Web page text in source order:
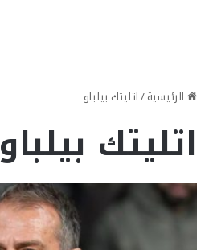
الرئيسية/اتليتك بيلباو
اتليتك بيلباو